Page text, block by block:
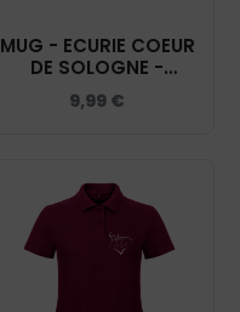
MUG - ECURIE COEUR
DE SOLOGNE -
MUG001
9,99 €